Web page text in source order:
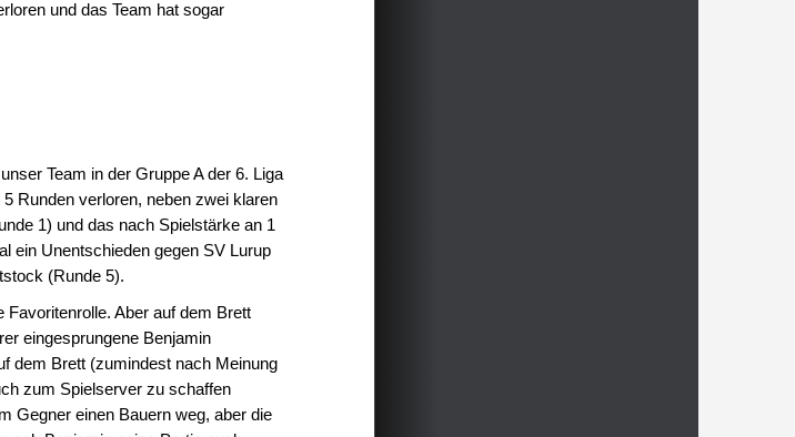
und das Team hat sogar
Team in der Gruppe A der 6. Liga
Runden verloren, neben zwei klaren
1) und das nach Spielstärke an 1
ein Unentschieden gegen SV Lurup
(Runde 5).
Favoritenrolle. Aber auf dem Brett
eingesprungene Benjamin
dem Brett (zumindest nach Meinung
zum Spielserver zu schaffen
Gegner einen Bauern weg, aber die